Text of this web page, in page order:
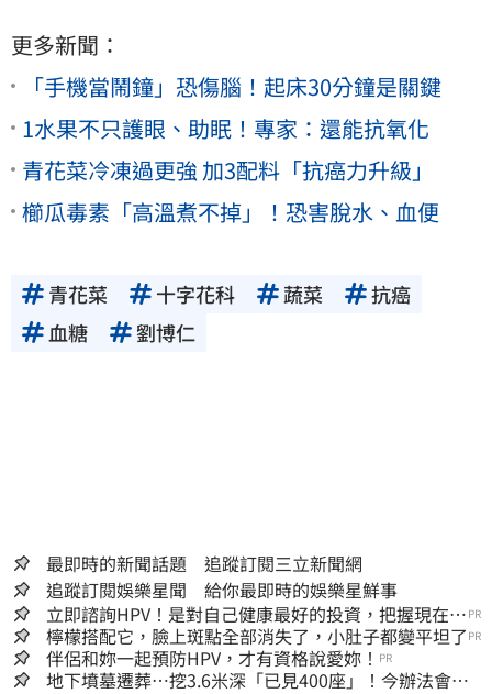
更多新聞：
「手機當鬧鐘」恐傷腦！起床30分鐘是關鍵
1水果不只護眼、助眠！專家：還能抗氧化
青花菜冷凍過更強 加3配料「抗癌力升級」
櫛瓜毒素「高溫煮不掉」！恐害脫水、血便
青花菜 十字花科 蔬菜
抗癌
血糖
劉博仁
最即時的新聞話題 追蹤訂閱三立新聞網
追蹤訂閱娛樂星聞 給你最即時的娛樂星鮮事
立即諮詢HPV！是對自己健康最好的投資，把握現在不
嫌晚！
PR
檸檬搭配它，臉上斑點全部消失了，小肚子都變平坦了 PR
伴侶和妳一起預防HPV，才有資格說愛妳！ PR
地下墳墓遷葬…挖3.6米深「已見400座」！今辦法會安